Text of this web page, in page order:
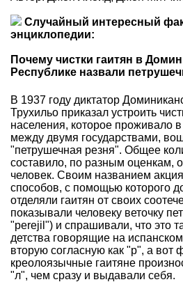
Случайный интересный
энциклопедии:
Почему чистки гаитян в
Республике назвали
В 1937 году диктатор
Трухильо приказал устроить
населения, которое проживало
между двумя государствами,
"петрушечная резня". Общее
составило, по разным оценкам,
человек. Своим названием
способов, с помощью которого
отделяли гаитян от своих
показывали человеку веточку
"perejil") и спрашивали, что это
детства говорящие на
вторую согласную как "р", а вот
креолоязычные гаитяне
"л", чем сразу и выдавали себя.